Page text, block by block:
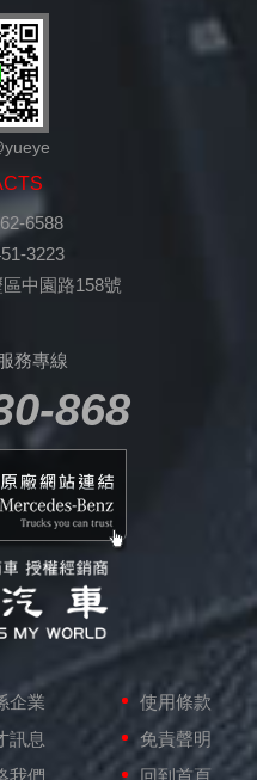
6588
3223
中園路158號
務專線
868
企業
訊息
我們
使用條款
免責聲明
回到首頁